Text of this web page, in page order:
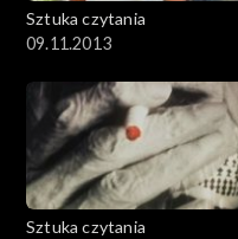
Sztuka czytania
09.11.2013
Sztuka czytania